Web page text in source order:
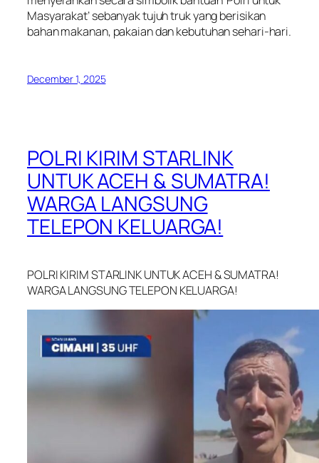
Masyarakat’ sebanyak tujuh truk yang berisikan
bahan makanan, pakaian dan kebutuhan sehari-hari.
December 1, 2025
POLRI KIRIM STARLINK
UNTUK ACEH & SUMATRA!
WARGA LANGSUNG
TELEPON KELUARGA!
POLRI KIRIM STARLINK UNTUK ACEH & SUMATRA!
WARGA LANGSUNG TELEPON KELUARGA!